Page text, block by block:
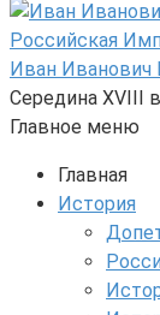
Российская
Иван Иванович
Середина XVIII
Главное меню
Главная
История